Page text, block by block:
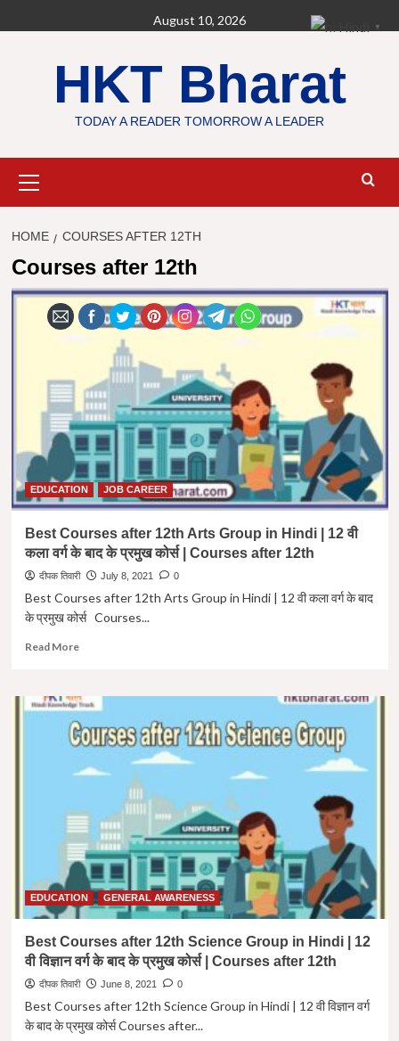
to
August 10, 2026
HKT Bharat
TODAY A READER TOMORROW A LEADER
Menu
HOME COURSES AFTER 12TH
Courses after 12th
EDUCATION JOB CAREER
Best Courses after 12th Arts Group in Hindi | 12 वी
कला वर्ग के बाद के प्रमुख कोर्स | Courses after 12th
दीपक तिवारी July 8, 2021 0
Best Courses after 12th Arts Group in Hindi | 12 वी कला वर्ग के बाद
के प्रमुख कोर्स Courses...
Read MoreRead
Best
Courses
after
12th
Arts
Group
Hindi
|
12
वी
कला
वर्ग
के
प्रमुख
कोर्स
Courses
after
EDUCATION GENERAL AWARENESS
Best Courses after 12th Science Group in Hindi | 12
वी विज्ञान वर्ग के बाद के प्रमुख कोर्स | Courses after 12th
दीपक तिवारी June 8, 2021 0
Best Courses after 12th Science Group in Hindi | 12 वी विज्ञान वर्ग
के बाद के प्रमुख कोर्स Courses after...
▼